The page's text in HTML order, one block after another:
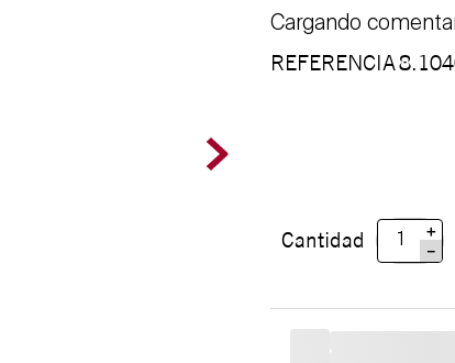
Cargando
REFERENCIA
Cantidad
＋
－